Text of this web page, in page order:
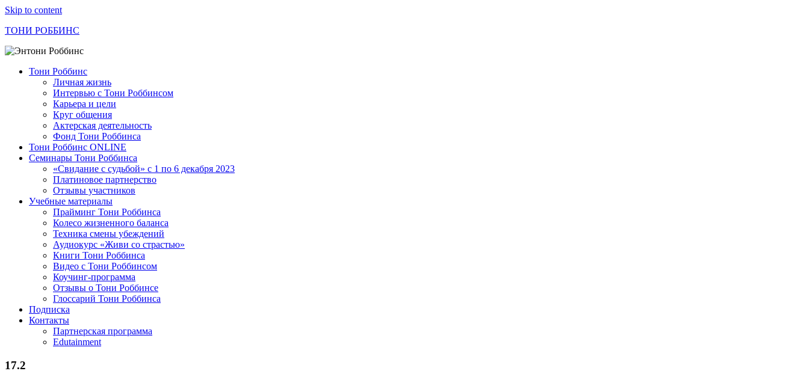
Skip to content
ТОНИ РОББИНС
Тони Роббинс
Личная жизнь
Интервью с Тони Роббинсом
Карьера и цели
Круг общения
Актерская деятельность
Фонд Тони Роббинса
Тони Роббинс ONLINE
Семинары Тони Роббинса
«Свидание с судьбой» с 1 по 6 декабря 2023
Платиновое партнерство
Отзывы участников
Учебные материалы
Прайминг Тони Роббинса
Колесо жизненного баланса
Техника смены убеждений
Аудиокурс «Живи со страстью»
Книги Тони Роббинса
Видео с Тони Роббинсом
Коучинг-программа
Отзывы о Тони Роббинсе
Глоссарий Тони Роббинса
Подписка
Контакты
Партнерская программа
Edutainment
17.2